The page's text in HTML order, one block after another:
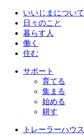
いいじまについて
日々のこと
暮らす人
働く
住む
サポート
育てる
集まる
始める
耕す
トレーラーハウス